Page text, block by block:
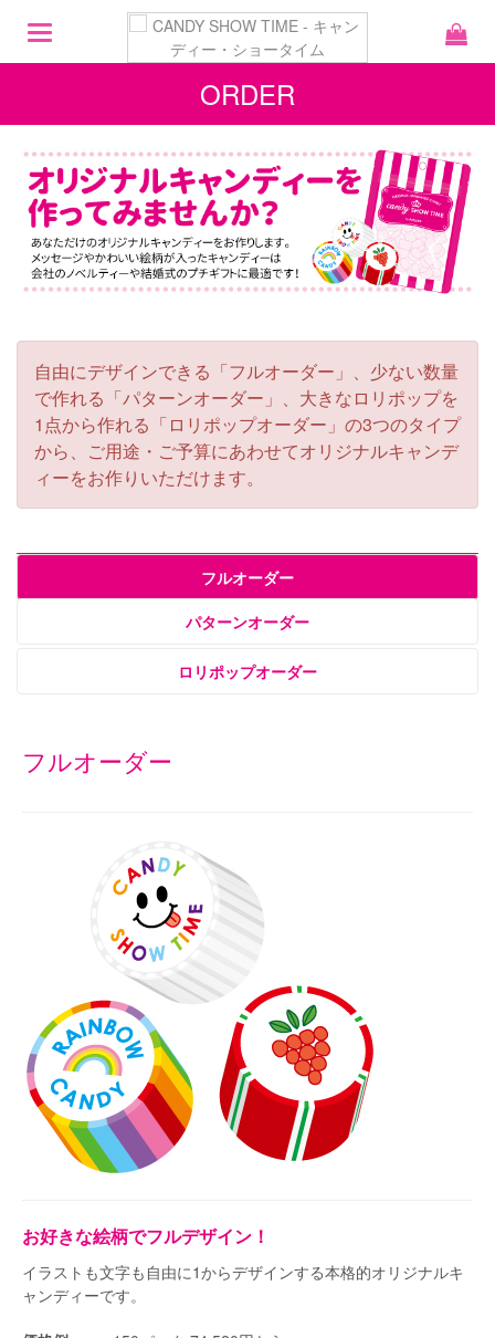
Toggle
ORDER
自由にデザインできる「フルオーダー」、少ない数量
で作れる「パターンオーダー」、大きなロリポップを
1点から作れる「ロリポップオーダー」の3つのタイプ
から、ご用途・ご予算にあわせてオリジナルキャンデ
ィーをお作りいただけます。
フルオーダー
パターンオーダー
ロリポップオーダー
フルオーダー
お好きな絵柄でフルデザイン！
イラストも文字も自由に1からデザインする本格的オリジナルキ
ャンディーです。